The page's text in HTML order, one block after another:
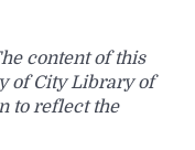
content of this
of City Library of
to reflect the